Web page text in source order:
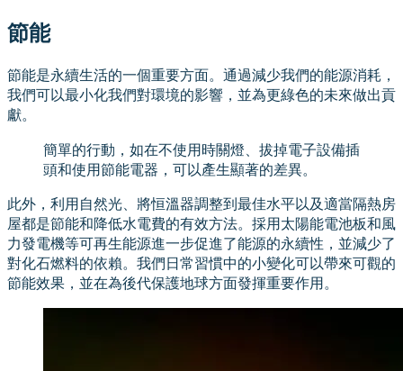
節能
節能是永續生活的一個重要方面。通過減少我們的能源消耗，
我們可以最小化我們對環境的影響，並為更綠色的未來做出貢
獻。
簡單的行動，如在不使用時關燈、拔掉電子設備插
頭和使用節能電器，可以產生顯著的差異。
此外，利用自然光、將恒溫器調整到最佳水平以及適當隔熱房
屋都是節能和降低水電費的有效方法。採用太陽能電池板和風
力發電機等可再生能源進一步促進了能源的永續性，並減少了
對化石燃料的依賴。我們日常習慣中的小變化可以帶來可觀的
節能效果，並在為後代保護地球方面發揮重要作用。